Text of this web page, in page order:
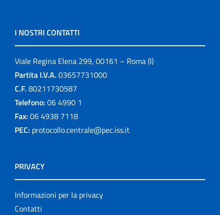
I NOSTRI CONTATTI
Viale Regina Elena 299, 00161 – Roma (I)
Partita I.V.A. 03657731000
C.F. 80211730587
Telefono: 06 4990 1
Fax: 06 4938 7118
PEC: protocollo.centrale@pec.iss.it
PRIVACY
Informazioni per la privacy
Contatti